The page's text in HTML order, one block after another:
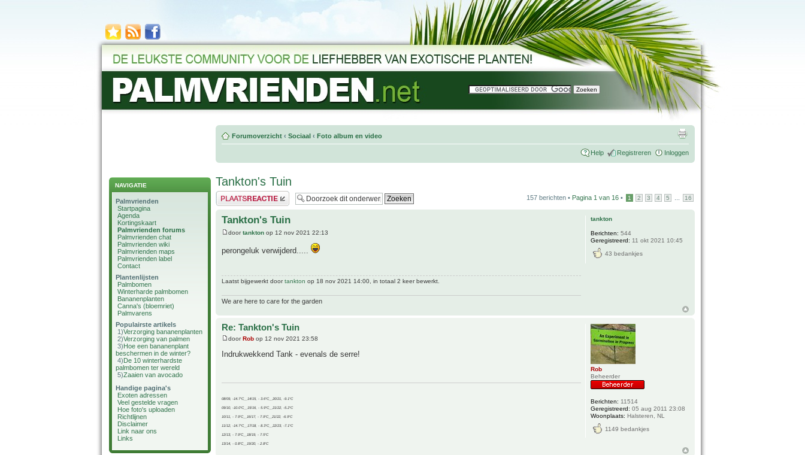
NAVIGATIE
Palmvrienden
Startpagina
Agenda
Kortingskaart
Palmvrienden forums
Palmvrienden chat
Palmvrienden wiki
Palmvrienden maps
Palmvrienden label
Contact
Plantenlijsten
Palmbomen
Winterharde palmbomen
Bananenplanten
Canna's (bloemriet)
Palmvarens
Populairste artikels
1)Verzorging bananenplanten
2)Verzorging van palmen
3)Hoe een bananenplant
beschermen in de winter?
4)De 10 winterhardste
palmbomen ter wereld
5)Zaaien van avocado
Handige pagina's
Exoten adressen
Veel gestelde vragen
Hoe foto's uploaden
Richtlijnen
Disclaimer
Link naar ons
Links
Forumoverzicht ‹ Sociaal ‹ Foto album en video
Help Registreren Inloggen
Tankton's Tuin
Plaats een reactie 157 berichten • Pagina 1 van 16 • 1 2 3 4 5 16
Tankton's Tuin
doortankton op 12 nov 2021 22:13
perongeluk verwijderd.....
Laatst bijgewerkt doortankton op 18 nov 2021 14:00, in totaal 2 keer bewerkt.
We are here to care for the garden
tankton
Berichten: 544
Geregistreerd: 11 okt 2021 10:45
43 bedankjes
Re: Tankton's Tuin
doorRob op 12 nov 2021 23:58
Indrukwekkend Tank - evenals de serre!
08/09, -14.7°C__14/15, - 3.6°C__20/21, -9.1°C
09/10, -10.0°C__15/16, - 5.9°C__21/22, -5.2°C
10/11, - 7.9°C__16/17, - 7.9°C__21/22, -6.9°C
11/12, -14.7°C__17/18, - 8.3°C__22/23, -7.1°C
12/13, - 7.9°C__18/19, - 7.5°C
13/14, - 0.8°C__19/20, - 2.8°C
Rob
Beheerder
Berichten: 11514
Geregistreerd: 05 aug 2011 23:08
Woonplaats: Halsteren, NL
1149 bedankjes